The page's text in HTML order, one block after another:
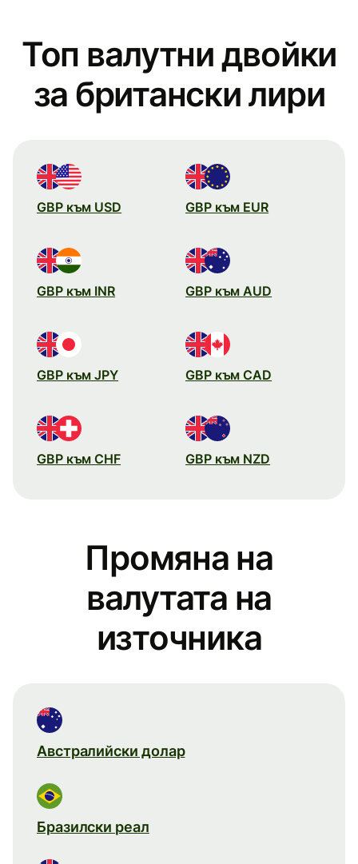
Топ валутни двойки
за британски лири
GBP към USD GBP към EUR
GBP към INR GBP към AUD
GBP към JPY GBP към CAD
GBP към CHF GBP към NZD
Промяна на
валутата на
източника
Австралийски долар
Бразилски реал